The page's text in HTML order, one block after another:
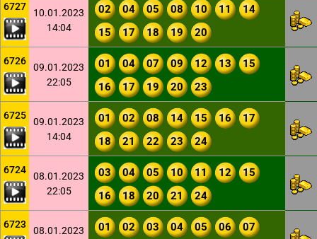
6727
10.01.2023
14:04
02 04 05 08 10 11
14
15
17 18 19 20
6726
09.01.2023
22:05
01 04 07 09 12 13
15
16
17 19 20 23
6725
09.01.2023
14:04
01 02 08 14 15 16
17
18
21 22 23 24
6724
08.01.2023
22:05
03 04 05 10 11 12
15
16
18 20 21 24
6723
08.01.2023
01 02 03 04 05 06
07